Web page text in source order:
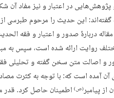
پژوهش‌­هایی در اعتبار و نیز مفاد آن
گفته‌اند: این حدیث را مرحوم طبرسی
دربارۀ صدور و اعتبار و فقه
روایت ارائه شده است، سپس به
و اصالت متن سخن گفته و تحلیلی
آن آمده است که: با توجه به کثرت
پیامبر(ص)اطمینان حاصل کرد. قدر